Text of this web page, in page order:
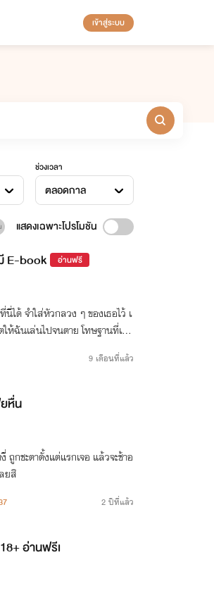
เข้าสู่ระบบ
ช่วงเวลา
ตลอดกาล
แสดงเฉพาะโปรโมชัน
E-book อ่านฟรี
ได้ จำใส่หัวกลวง ๆ ของเธอไว้ เ
ห้ฉันเล่นไปจนตาย โทษฐานที่เธอ
9 เดือนที่แล้ว
หื่น
กชะตาตั้งแต่แรกเจอ แล้วจะช้าอ
ยสิ
2 ปีที่แล้ว
ดวงใจจอมพยัคฆ์ nc 18+ อ่านฟรีเ